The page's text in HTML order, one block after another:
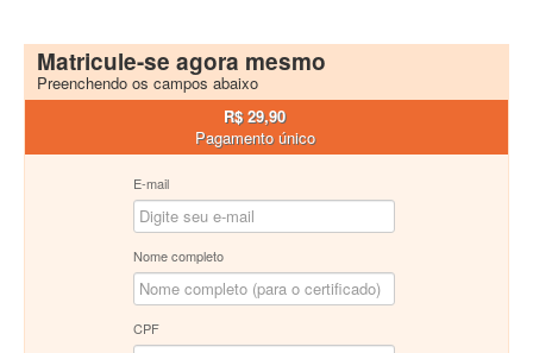
Matricule-se agora mesmo
Preenchendo os campos abaixo
R$ 29,90
Pagamento único
E-mail
Nome completo
CPF